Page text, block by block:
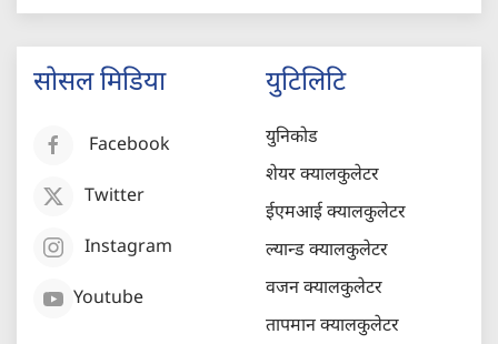
सोसल मिडिया
Facebook
Twitter
Instagram
Youtube
युटिलिटि
युनिकोड
शेयर क्यालकुलेटर
ईएमआई क्यालकुलेटर
ल्यान्ड क्यालकुलेटर
वजन क्यालकुलेटर
तापमान क्यालकुलेटर